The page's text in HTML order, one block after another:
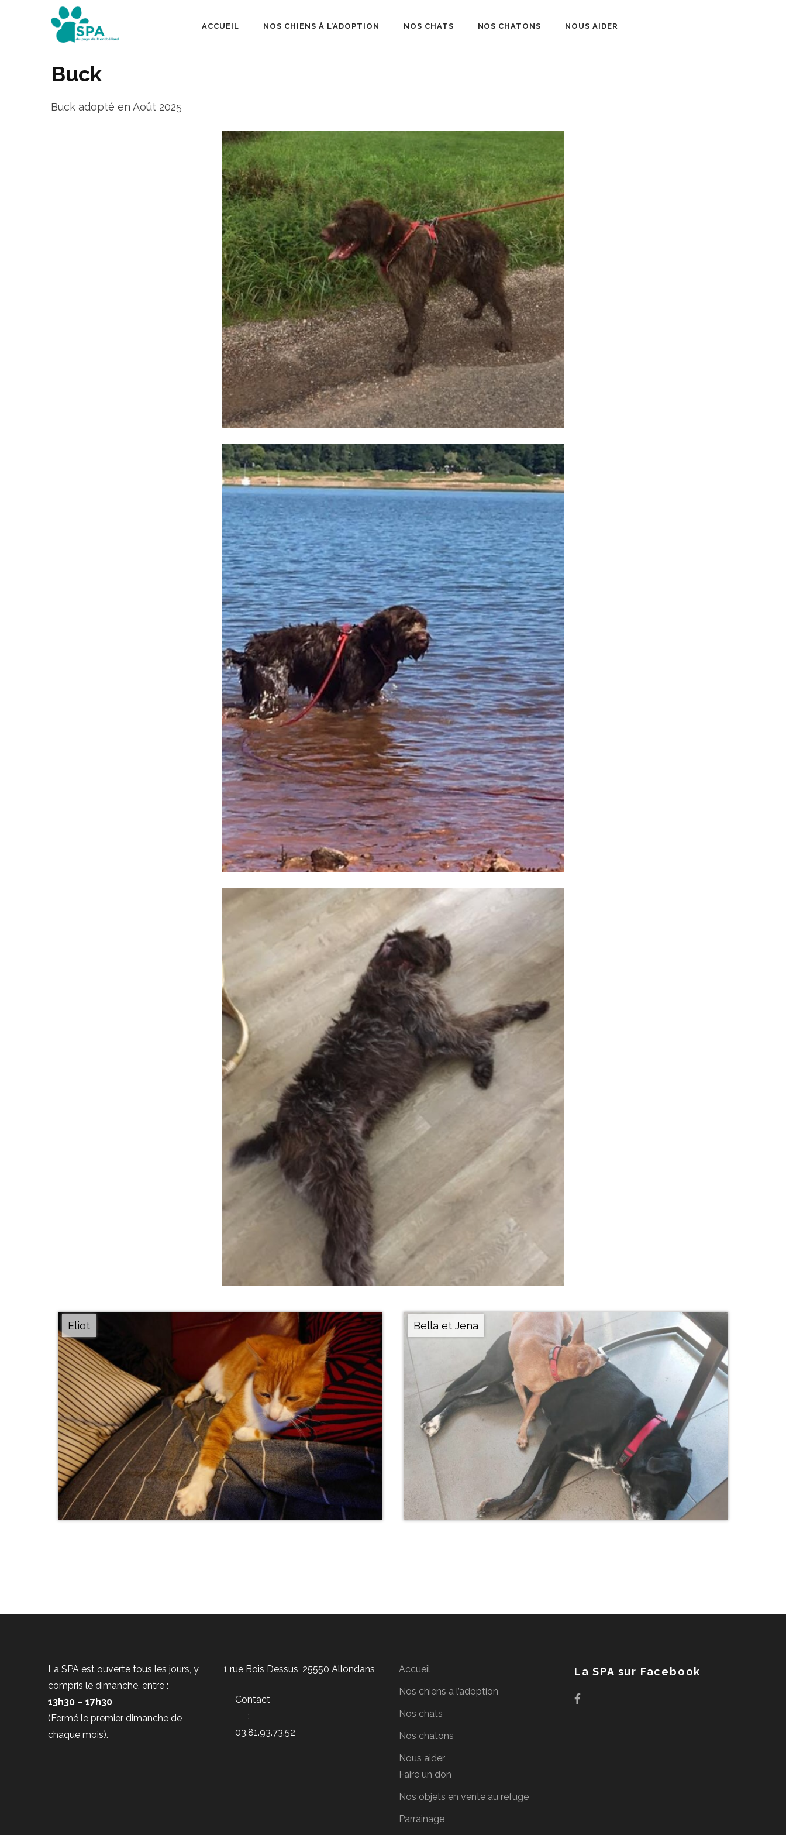
SPA Pays de Montbéliard
ACCUEIL NOS CHIENS À L’ADOPTION NOS CHATS NOS CHATONS NOUS AIDER
Buck
Buck adopté en Août 2025
Eliot Bella et Jena
La SPA est ouverte tous les jours, y
compris le dimanche, entre :
13h30 – 17h30
(Fermé le premier dimanche de
chaque mois).
1 rue Bois Dessus, 25550 Allondans
Contact
:
03.81.93.73.52
Accueil
Nos chiens à l’adoption
Nos chats
Nos chatons
Nous aider
Faire un don
Nos objets en vente au refuge
Parrainage
La SPA sur Facebook